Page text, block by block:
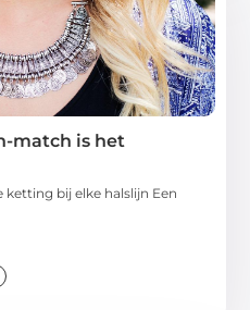
match is het
bij elke halslijn Een